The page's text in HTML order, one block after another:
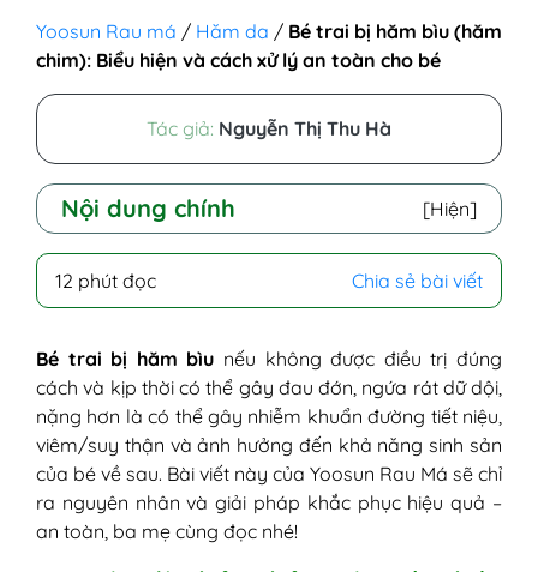
Yoosun Rau má / Hăm da / Bé trai bị hăm bìu (hăm
chim): Biểu hiện và cách xử lý an toàn cho bé
Tác giả: Nguyễn Thị Thu Hà
Nội dung chính [Hiện]
nào?
1. Do dễ dọng mồ hôi, nước tiểu và
phân
2. Khả năng lây chéo vi khuẩn cao
3. Do không thay tã bỉm thường
xuyên
4. Do sử dụng tã bỉm kém chất lượng
III - Biểu hiện bé trai bị hăm bìu
12 phút đọc Chia sẻ bài viết
Bé trai bị hăm bìu nếu không được điều trị đúng
cách và kịp thời có thể gây đau đớn, ngứa rát dữ dội,
nặng hơn là có thể gây nhiễm khuẩn đường tiết niệu,
viêm/suy thận và ảnh hưởng đến khả năng sinh sản
của bé về sau. Bài viết này của Yoosun Rau Má sẽ chỉ
ra nguyên nhân và giải pháp khắc phục hiệu quả –
an toàn, ba mẹ cùng đọc nhé!